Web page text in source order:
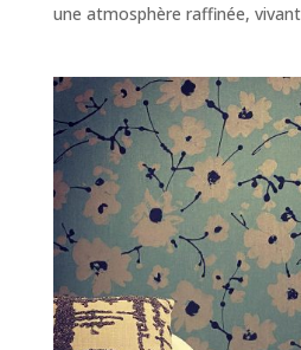
une atmosphère raffinée,